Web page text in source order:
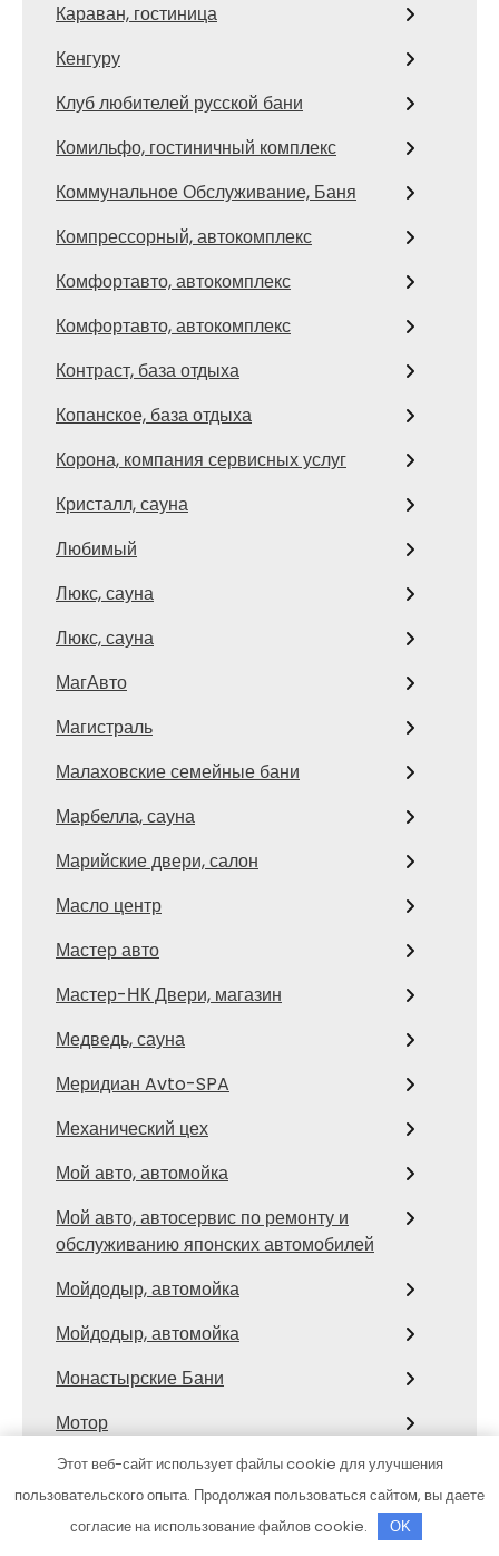
Караван, гостиница
Кенгуру
Клуб любителей русской бани
Комильфо, гостиничный комплекс
Коммунальное Обслуживание, Баня
Компрессорный, автокомплекс
Комфортавто, автокомплекс
Комфортавто, автокомплекс
Контраст, база отдыха
Копанское, база отдыха
Корона, компания сервисных услуг
Кристалл, сауна
Любимый
Люкс, сауна
Люкс, сауна
МагАвто
Магистраль
Малаховские семейные бани
Марбелла, сауна
Марийские двери, салон
Масло центр
Мастер авто
Мастер-НК Двери, магазин
Медведь, сауна
Меридиан Avto-SPA
Механический цех
Мой авто, автомойка
Мой авто, автосервис по ремонту и
обслуживанию японских автомобилей
Мойдодыр, автомойка
Мойдодыр, автомойка
Монастырские Бани
Мотор
Мыльня, общественный банный клуб
На Алексеевской, сауна
Этот веб-сайт использует файлы cookie для улучшения
пользовательского опыта. Продолжая пользоваться сайтом, вы даете
согласие на использование файлов cookie.
OK